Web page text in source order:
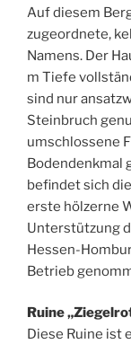
Auf diesem
zugeordnete,
Namens. Der
m Tiefe
sind nur
Steinbruch
umschlossene
Bodendenkmal
befindet sich
erste hölzerne
Unterstützung
Hessen-
Betrieb
Ruine
Diese Ruine ist